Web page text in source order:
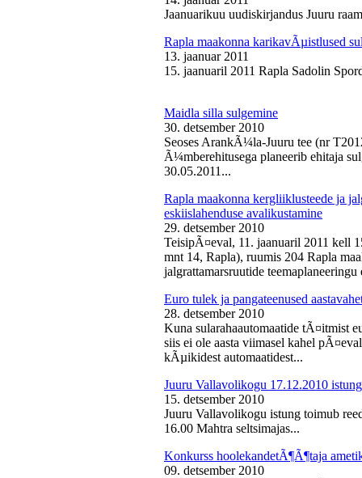
Jaanuarikuu uudiskirjandus Juuru
Rapla maakonna karikavÃµistlused
13. jaanuar 2011
15. jaanuaril 2011 Rapla Sadolin
Maidla silla sulgemine
30. detsember 2010
Seoses ArankÃ¼la-Juuru tee (nr
Ã¼mberehitusega planeerib ehitaja
30.05.2011...
Rapla maakonna kergliiklusteede ja
eskiislahenduse avalikustamine
29. detsember 2010
TeisipÃ¤eval, 11. jaanuaril 2011 kell
mnt 14, Rapla), ruumis 204 Rapla
jalgrattamarsruutide
Euro tulek ja pangateenused
28. detsember 2010
Kuna sularahaautomaatide tÃ¤itmist
siis ei ole aasta viimasel kahel
kÃµikidest automaatidest...
Juuru Vallavolikogu 17.12.2010 istung
15. detsember 2010
Juuru Vallavolikogu istung toimub
16.00 Mahtra seltsimajas...
Konkurss hoolekandetÃ¶Ã¶taja
09. detsember 2010